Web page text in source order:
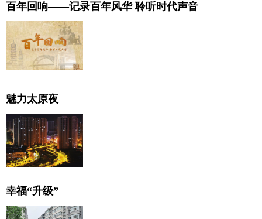
百年回响——记录百年风华 聆听时代声音
魅力太原夜
幸福“升级”